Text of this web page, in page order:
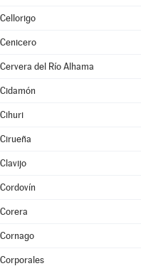
Cellorigo
Cenicero
Cervera del Río Alhama
Cidamón
Cihuri
Cirueña
Clavijo
Cordovín
Corera
Cornago
Corporales